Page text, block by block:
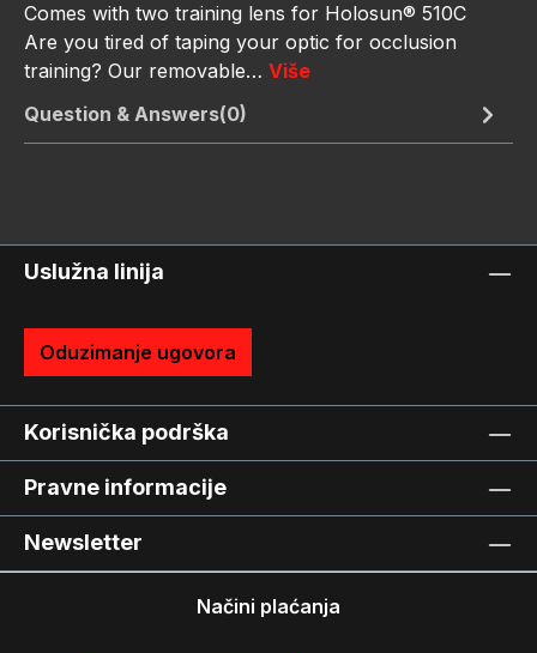
Comes with two training lens for Holosun® 510C
Are you tired of taping your optic for occlusion
training? Our removable… Više
Question & Answers(0)
Uslužna linija
Oduzimanje ugovora
Korisnička podrška
Pravne informacije
Newsletter
Načini plaćanja